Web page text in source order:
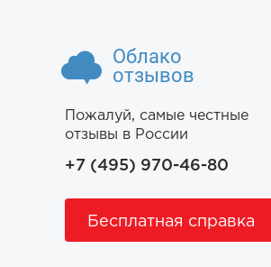
Облако
отзывов
Пожалуй, самые честные
отзывы в России
+7 (495) 970-46-80
Бесплатная справка